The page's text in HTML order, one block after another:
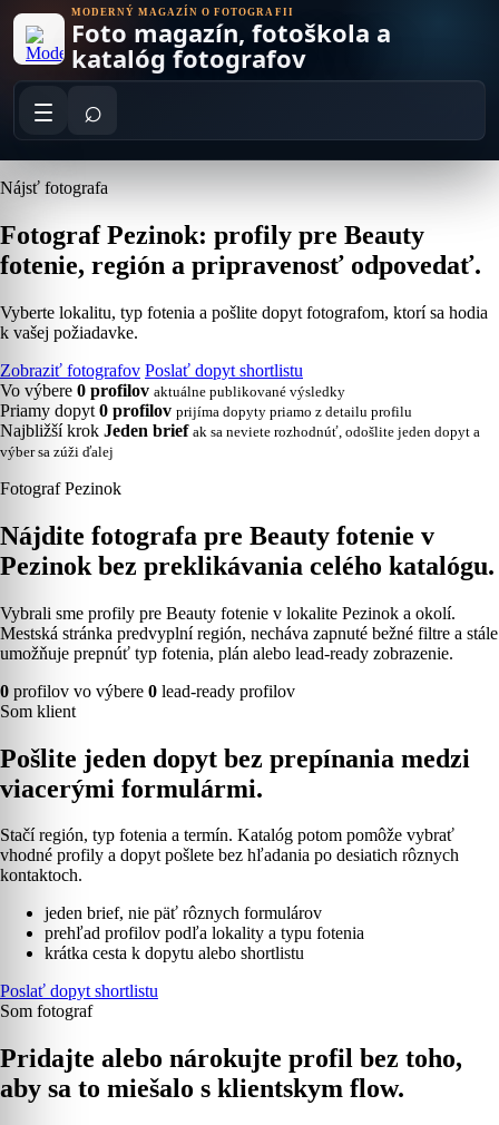
content
MODERNÝ MAGAZÍN O FOTOGRAFII
Foto magazín, fotoškola a
katalóg fotografov
⌕
Nájsť fotografa
Fotograf Pezinok: profily pre Beauty
fotenie, región a pripravenosť odpovedať.
Vyberte lokalitu, typ fotenia a pošlite dopyt fotografom, ktorí sa hodia
k vašej požiadavke.
Zobraziť fotografov Poslať dopyt shortlistu
Vo výbere 0 profilov aktuálne publikované výsledky
Priamy dopyt 0 profilov prijíma dopyty priamo z detailu profilu
Najbližší krok Jeden brief ak sa neviete rozhodnúť, odošlite jeden dopyt a
výber sa zúži ďalej
Fotograf Pezinok
Nájdite fotografa pre Beauty fotenie v
Pezinok bez preklikávania celého katalógu.
Vybrali sme profily pre Beauty fotenie v lokalite Pezinok a okolí.
Mestská stránka predvyplní región, necháva zapnuté bežné filtre a stále
umožňuje prepnúť typ fotenia, plán alebo lead-ready zobrazenie.
0 profilov vo výbere 0 lead-ready profilov
Som klient
Pošlite jeden dopyt bez prepínania medzi
viacerými formulármi.
Stačí región, typ fotenia a termín. Katalóg potom pomôže vybrať
vhodné profily a dopyt pošlete bez hľadania po desiatich rôznych
kontaktoch.
jeden brief, nie päť rôznych formulárov
prehľad profilov podľa lokality a typu fotenia
krátka cesta k dopytu alebo shortlistu
Poslať dopyt shortlistu
Som fotograf
Pridajte alebo nárokujte profil bez toho,
aby sa to miešalo s klientskym flow.